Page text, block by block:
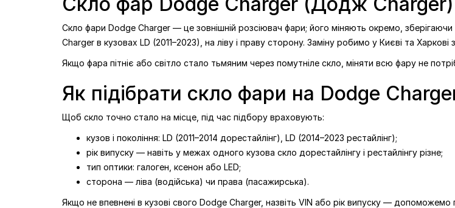
Скло фари Dodge Charger — це зовнішній розсіювач фари; його міняють окремо,
Charger в кузовах LD (2011–2023), на ліву і праву сторону. Заміну робимо у Києві та Харкові
Якщо фара пітніє або світло стало тьмяним через помутніле скло, міняти всю фару не
Як підібрати скло фари на Dodge
Щоб скло точно стало на місце, під час підбору враховують:
кузов і покоління: LD (2011–2014 дорестайлінг), LD (2014–2023 рестайлінг);
рік випуску — навіть у межах одного кузова скло дорестайлінгу і рестайлінгу різне;
тип оптики: галоген, ксенон або LED;
сторона — ліва (водійська) чи права (пасажирська).
Якщо не впевнені в кузові свого Dodge Charger, назвіть VIN або рік випуску — допоможемо